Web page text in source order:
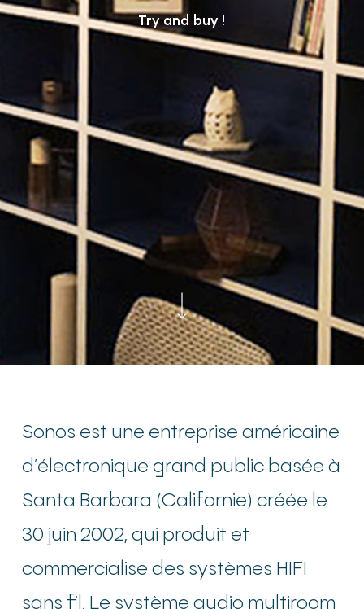
Try and buy !
Sonos est une entreprise américaine
d’électronique grand public basée à
Santa Barbara (Californie) créée le
30 juin 2002, qui produit et
commercialise des systèmes HIFI
sans fil. Le système audio multiroom